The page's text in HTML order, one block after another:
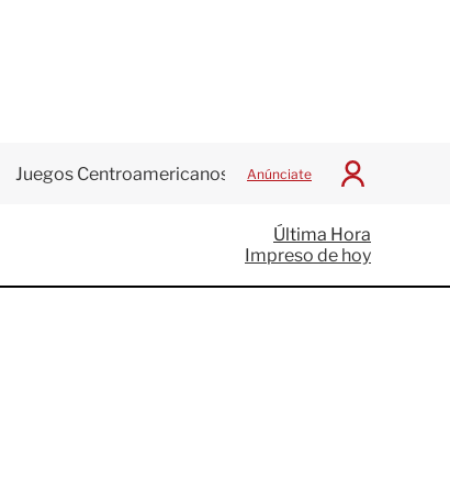
Juegos Centroamericanos Anúnciate
I
c
i
a
Última Hora
Impreso de hoy